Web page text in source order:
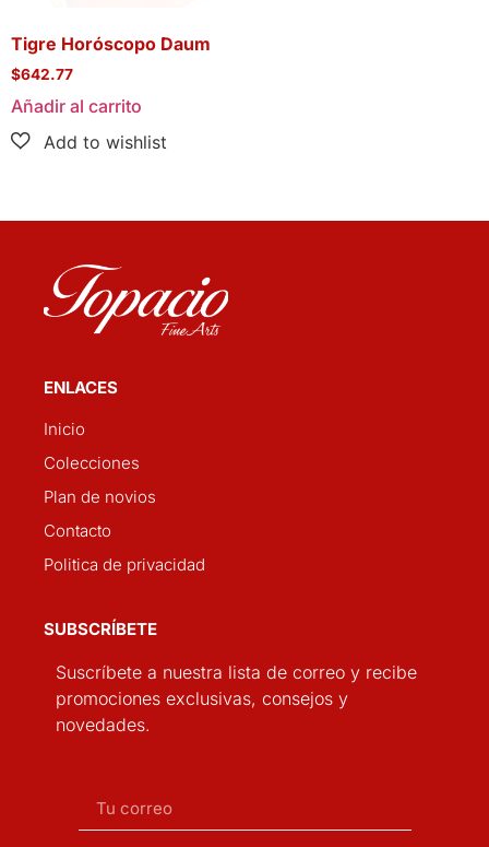
Tigre Horóscopo Daum
$642.77
Añadir al carrito
ENLACES
Inicio
Colecciones
Plan de novios
Contacto
Politica de privacidad
SUBSCRÍBETE
Suscríbete a nuestra lista de correo y recibe
promociones exclusivas, consejos y
novedades.